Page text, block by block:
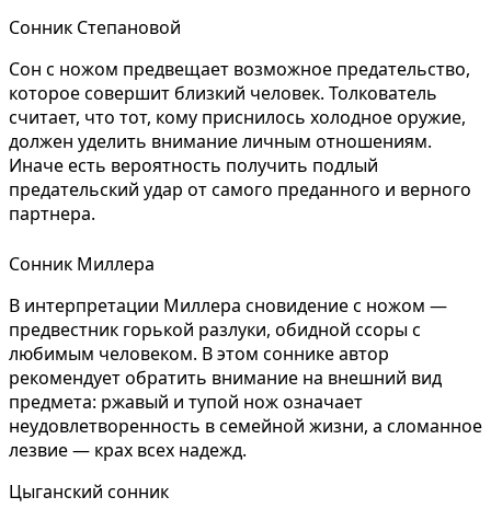
Сонник Степановой
Сон с ножом предвещает возможное предательство,
которое совершит близкий человек. Толкователь
считает, что тот, кому приснилось холодное оружие,
должен уделить внимание личным отношениям.
Иначе есть вероятность получить подлый
предательский удар от самого преданного и верного
партнера.
Сонник Миллера
В интерпретации Миллера сновидение с ножом —
предвестник горькой разлуки, обидной ссоры с
любимым человеком. В этом соннике автор
рекомендует обратить внимание на внешний вид
предмета: ржавый и тупой нож означает
неудовлетворенность в семейной жизни, а сломанное
лезвие — крах всех надежд.
Цыганский сонник